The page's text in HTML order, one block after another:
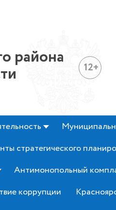
района 12+
стратегического
Антимонопольный
коррупции